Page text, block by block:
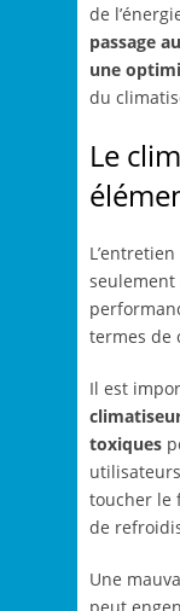
de
passage
une
du
Le
seulement
termes de
Il est
toxiques
toucher le
de
Une